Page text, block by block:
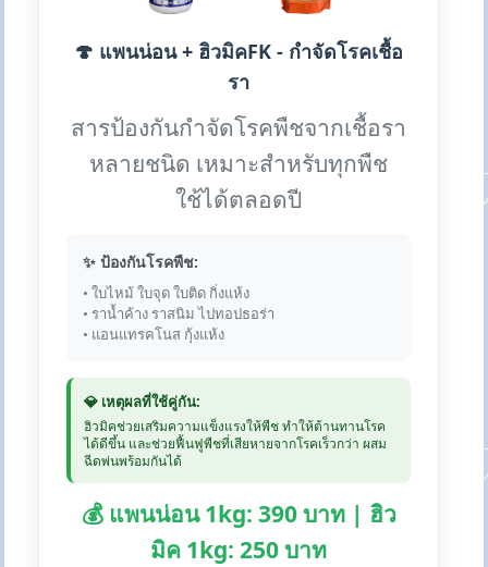
🍄 แพนน่อน + ฮิวมิคFK - กำจัดโรคเชื้อ
รา
สารป้องกันกำจัดโรคพืชจากเชื้อรา
หลายชนิด เหมาะสำหรับทุกพืช
ใช้ได้ตลอดปี
✨ ป้องกันโรคพืช:
• ใบไหม้ ใบจุด ใบติด กิ่งแห้ง
• ราน้ำค้าง ราสนิม ไปทอปธอร่า
• แอนแทรคโนส กุ้งแห้ง
💎 เหตุผลที่ใช้คู่กัน:
ฮิวมิคช่วยเสริมความแข็งแรงให้พืช ทำให้ต้านทานโรค
ได้ดีขึ้น และช่วยฟื้นฟูพืชที่เสียหายจากโรคเร็วกว่า ผสม
ฉีดพ่นพร้อมกันได้
💰 แพนน่อน 1kg: 390 บาท | ฮิว
มิค 1kg: 250 บาท